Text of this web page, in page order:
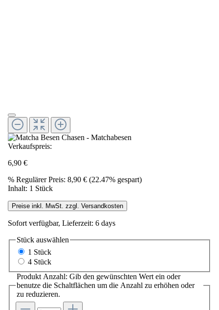
Verkaufspreis:
6,90 €
% Regulärer Preis: 8,90 € (22.47% gespart)
Inhalt: 1 Stück
Preise inkl. MwSt. zzgl. Versandkosten
Sofort verfügbar, Lieferzeit: 6 days
Stück auswählen
1 Stück
4 Stück
Produkt Anzahl: Gib den gewünschten Wert ein oder
benutze die Schaltflächen um die Anzahl zu erhöhen oder
zu reduzieren.